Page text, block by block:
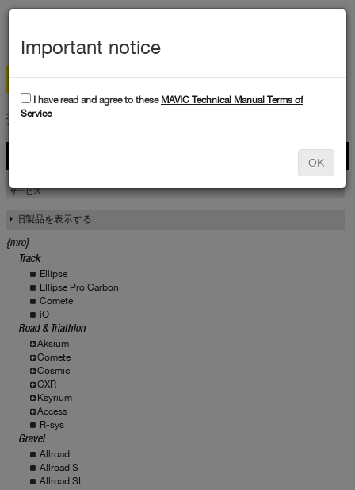
技術データ
サービス
旧製品を表示する
{mro}
Track
Ellipse
Ellipse Pro Carbon
Comete
iO
Road & Triathlon
Aksium
Comete
Cosmic
CXR
Ksyrium
Access
R-sys
Gravel
Allroad
Allroad S
Allroad SL
Important notice
I have read and agree to these MAVIC Technical Manual Terms of
Service
OK